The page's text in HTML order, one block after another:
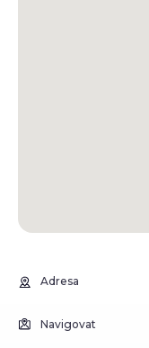
Adresa
Navigovat